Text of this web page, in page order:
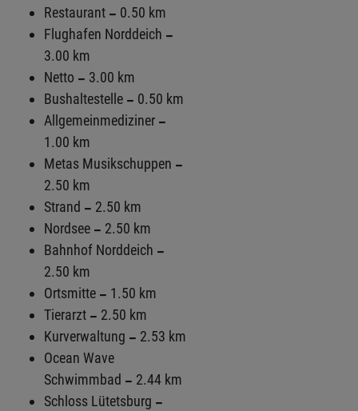
Restaurant
0.50 km
Flughafen Norddeich
3.00 km
Netto
3.00 km
Bushaltestelle
0.50 km
Allgemeinmediziner
1.00 km
Metas Musikschuppen
2.50 km
Strand
2.50 km
Nordsee
2.50 km
Bahnhof Norddeich
2.50 km
Ortsmitte
1.50 km
Tierarzt
2.50 km
Kurverwaltung
2.53 km
Ocean Wave
Schwimmbad
2.44 km
Schloss Lütetsburg